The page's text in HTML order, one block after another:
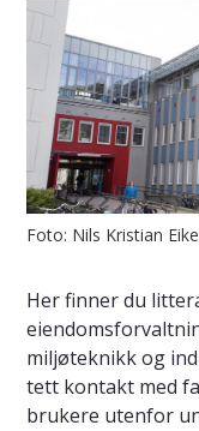
Foto: Nils Kristian
Her finner du
miljøteknikk og
tett kontakt med
brukere utenfor